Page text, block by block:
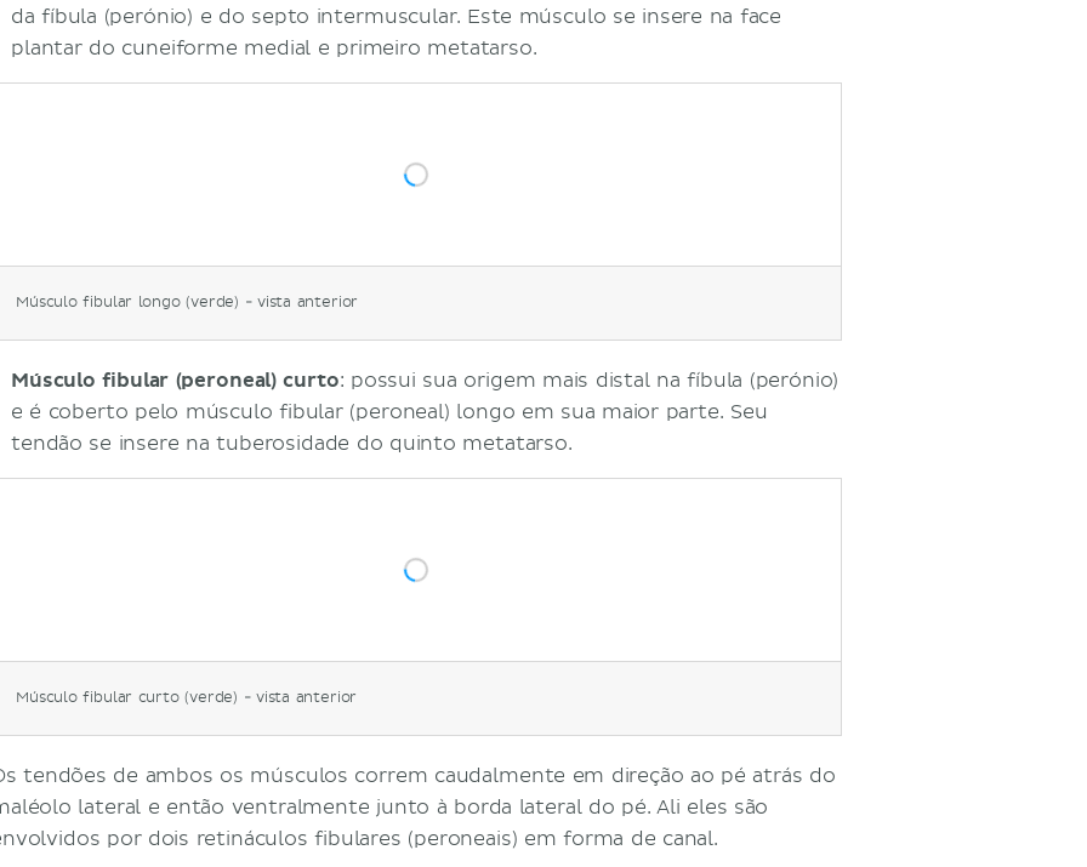
da fíbula (perónio) e do septo intermuscular. Este músculo se insere na face
plantar do cuneiforme medial e primeiro metatarso.
Músculo fibular longo (verde) - vista anterior
Músculo fibular (peroneal) curto: possui sua origem mais distal na fíbula (perónio)
e é coberto pelo músculo fibular (peroneal) longo em sua maior parte. Seu
tendão se insere na tuberosidade do quinto metatarso.
Músculo fibular curto (verde) - vista anterior
tendões de ambos os músculos correm caudalmente em direção ao pé atrás do
lateral e então ventralmente junto à borda lateral do pé. Ali eles são
por dois retináculos fibulares (peroneais) em forma de canal.